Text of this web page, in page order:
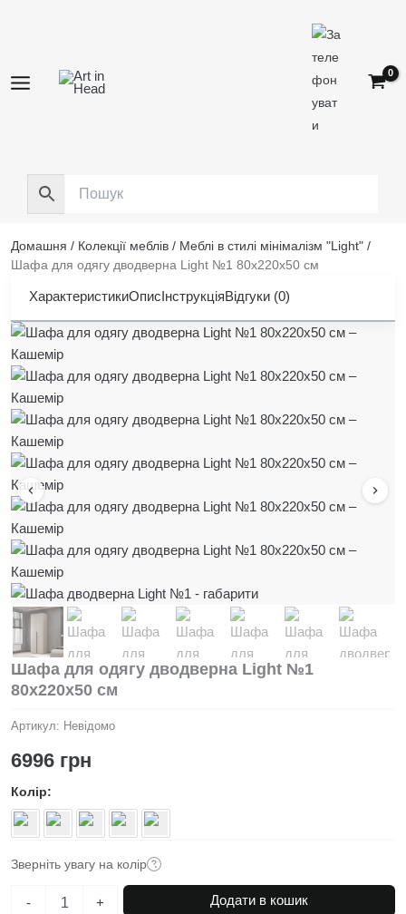
Домашня / Колекції меблів / Меблі в стилі мінімалізм "Light" /
Шафа для одягу дводверна Light №1 80x220x50 см
ХарактеристикиОписІнструкціяВідгуки (0)
Шафа для одягу дводверна Light №1
80x220x50 см
Артикул: Невідомо
6996 грн
Колір
Зверніть увагу на колір
- + Додати в кошик